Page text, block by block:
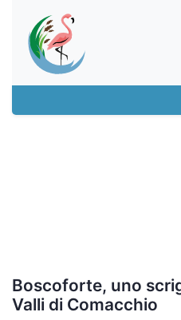
Boscoforte, uno
Valli di Comacchio